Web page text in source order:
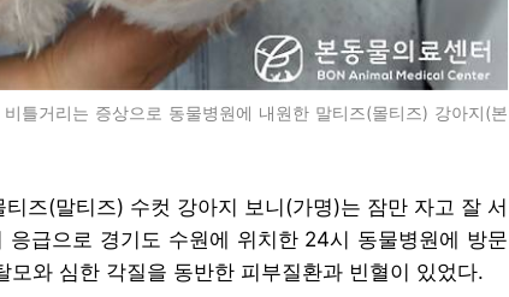
틀거리는 증상으로 동물병원에 내원한 말티즈(몰티즈) 강아지(본
즈(말티즈) 수컷 강아지 보니(가명)는 잠만 자고 잘 서
급으로 경기도 수원에 위치한 24시 동물병원에 방문
모와 심한 각질을 동반한 피부질환과 빈혈이 있었다.